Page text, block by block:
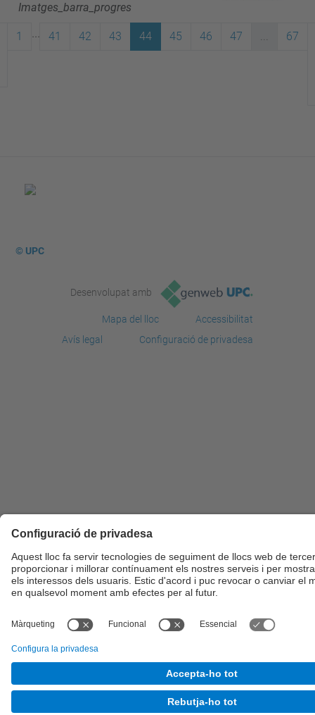
Imatges_barra_progres
1 ... 41 42 43 44 45 46 47 ... 67
© UPC
Desenvolupat amb
Mapa del lloc
Accessibilitat
Avís legal
Configuració de privadesa